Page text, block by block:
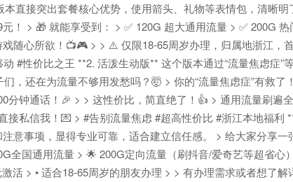
直接突出套餐核心优势，使用箭头、礼物等表情包，清晰
！ > 🎁 就能享受到： > ✅ 120G 超大通用流量 > ✅ 200G
随心所欲！📺🎮 > > ⚠️ 仅限18-65周岁办理，归属地浙江，
#性价比之王 **2. 活泼生动版** 这个版本通过“流量焦虑症
，还在为流量不够用发愁吗？🤯 > 你的“流量焦虑症”有救
分钟通话！🎉 > > 这性价比，简直绝了！👍 > 通用流量刷遍
接私信我！💌 > #告别流量焦虑 #超高性价比 #浙江本地福
意事项，显得专业可靠，适合建立信任感。 > 给大家分享
全国通用流量 > 🌟 200G定向流量（刷抖音/爱奇艺等超省心
活 > • 适合18-65周岁的朋友办理 > > 有办理需求或者想了